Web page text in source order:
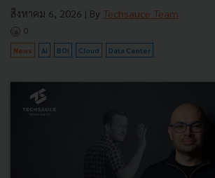
สิงหาคม 6, 2026 | By Techsauce Team
0
News AI BOI Cloud Data Center